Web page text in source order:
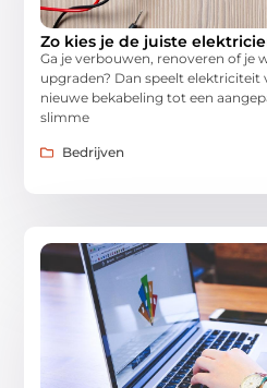
Zo kies je de juiste
Ga je verbouwen, renoveren of je
upgraden? Dan speelt elektriciteit
nieuwe bekabeling tot een
slimme
Bedrijven